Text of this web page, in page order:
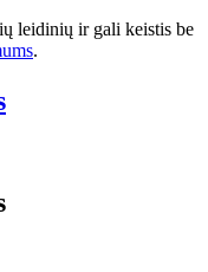
leidinių ir gali keistis be
.